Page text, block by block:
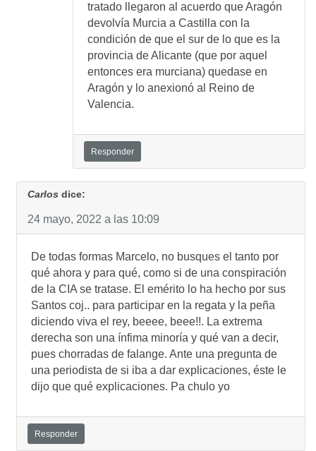
tratado llegaron al acuerdo que Aragón
devolvía Murcia a Castilla con la
condición de que el sur de lo que es la
provincia de Alicante (que por aquel
entonces era murciana) quedase en
Aragón y lo anexionó al Reino de
Valencia.
Responder
Carlos dice:
24 mayo, 2022 a las 10:09
De todas formas Marcelo, no busques el tanto por
qué ahora y para qué, como si de una conspiración
de la CIA se tratase. El emérito lo ha hecho por sus
Santos coj.. para participar en la regata y la peña
diciendo viva el rey, beeee, beee!!. La extrema
derecha son una ínfima minoría y qué van a decir,
pues chorradas de falange. Ante una pregunta de
una periodista de si iba a dar explicaciones, éste le
dijo que qué explicaciones. Pa chulo yo
Responder